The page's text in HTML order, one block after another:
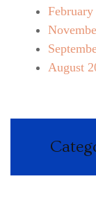
August